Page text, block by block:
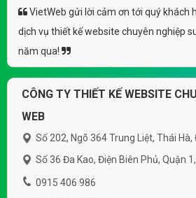
VietWeb gửi lời cảm ơn tới quý khách
dịch vụ thiết kế website chuyên nghiệp
năm qua!
CÔNG TY THIẾT KẾ WEBSITE
WEB
Số 202, Ngõ 364 Trung Liệt, Thái Hà,
Số 36 Đa Kao, Điện Biên Phủ, Quận
0915 406 986